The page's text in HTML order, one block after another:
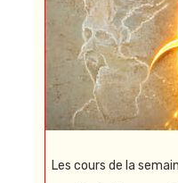
Les cours de la